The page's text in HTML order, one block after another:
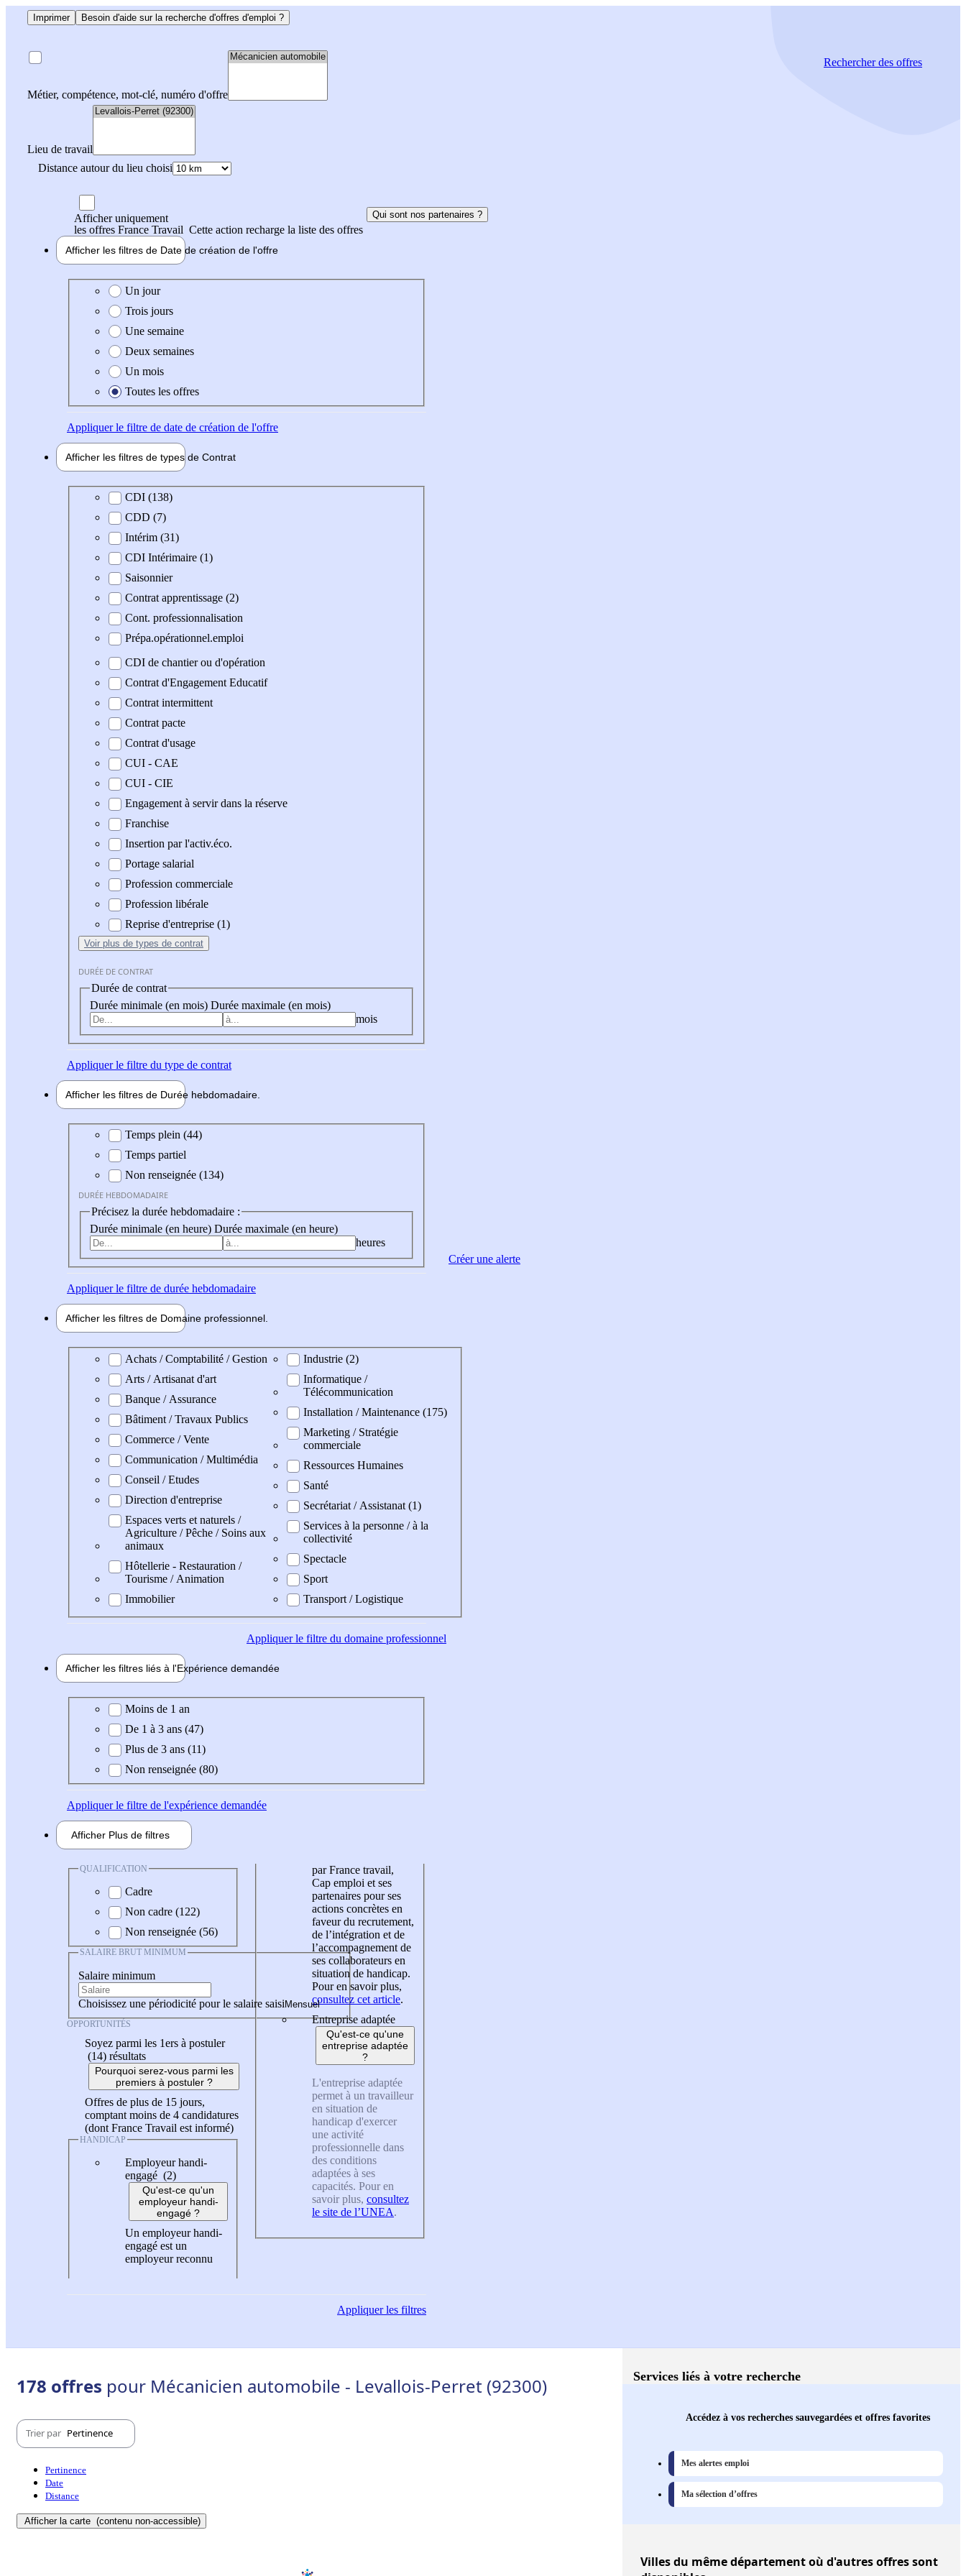
Imprimer Besoin d'aide sur la recherche d'offres d'emploi ?
Métier, compétence, mot-clé, numéro d'offre
Lieu de travail
Distance autour du lieu choisi
Rechercherdes offres
Afficher uniquement
les offres France Travail Cette action recharge la liste des offres
Qui sont nos partenaires ?
Afficher les filtres de Date de création de l'offre
Date de création de l'offre
Un jour
Trois jours
Une semaine
Deux semaines
Un mois
Toutes les offres
Appliquerle filtre de date de création de l'offre
Afficher les filtres de types de Contrat
Type de contratCDI (138)
CDD (7)
Intérim (31)
CDI Intérimaire (1)
Saisonnier
Contrat apprentissage (2)
Cont. professionnalisation
Prépa.opérationnel.emploi
CDI de chantier ou d'opération
Contrat d'Engagement Educatif
Contrat intermittent
Contrat pacte
Contrat d'usage
CUI - CAE
CUI - CIE
Engagement à servir dans la réserve
Franchise
Insertion par l'activ.éco.
Portage salarial
Profession commerciale
Profession libérale
Reprise d'entreprise (1)
Voir plus de types de contrat
DURÉE DE CONTRAT
Durée de contrat
Durée minimale (en mois) Durée maximale (en mois)
mois
Appliquerle filtre du type de contrat
Afficher les filtres de Durée hebdomadaire
Durée hebdomadaire
Temps plein (44)
Temps partiel
Non renseignée (134)
DURÉE HEBDOMADAIRE
Précisez la durée hebdomadaire :
Durée minimale (en heure) Durée maximale (en heure)
heures
Appliquerle filtre de durée hebdomadaire
Afficher les filtres de Domaine professionnel
Domaine professionel
Achats / Comptabilité / Gestion
Arts / Artisanat d'art
Banque / Assurance
Bâtiment / Travaux Publics
Commerce / Vente
Communication / Multimédia
Conseil / Etudes
Direction d'entreprise
Espaces verts et naturels /
Agriculture / Pêche / Soins aux
animaux
Hôtellerie - Restauration /
Tourisme / Animation
Immobilier
Industrie (2)
Informatique /
Télécommunication
Installation / Maintenance (175)
Marketing / Stratégie
commerciale
Ressources Humaines
Santé
Secrétariat / Assistanat (1)
Services à la personne / à la
collectivité
Spectacle
Sport
Transport / Logistique
Appliquerle filtre du domaine professionnel
Afficher les filtres liés à l'Expérience demandée
Expérience demandée
Moins de 1 an
De 1 à 3 ans (47)
Plus de 3 ans (11)
Non renseignée (80)
Appliquerle filtre de l'expérience demandée
Afficher Plus de filtres
QUALIFICATION
Cadre
Non cadre (122)
Non renseignée (56)
SALAIRE BRUT MINIMUM
Salaire minimum
Choisissez une périodicité pour le salaire saisi
OPPORTUNITÉS
Soyez parmi les 1ers à postuler
(14) résultats
Pourquoi serez-vous parmi les
premiers à postuler ?
Offres de plus de 15 jours,
comptant moins de 4 candidatures
(dont France Travail est informé)
HANDICAP
Employeur handi-
engagé (2)
Qu'est-ce qu'un
employeur handi-
engagé ?
Un employeur handi-
engagé est un
employeur reconnu
par France travail,
Cap emploi et ses
partenaires pour ses
actions concrètes en
faveur du recrutement,
de l’intégration et de
l’accompagnement de
ses collaborateurs en
situation de handicap.
Pour en savoir plus,
consultez cet article.
Entreprise adaptée
Qu'est-ce qu'une
entreprise adaptée
?
L'entreprise adaptée
permet à un travailleur
en situation de
handicap d'exercer
une activité
professionnelle dans
des conditions
adaptées à ses
capacités. Pour en
savoir plus, consultez
le site de l’UNEA.
Appliquerles filtres
Créer une alerte
178 offres pour Mécanicien automobile - Levallois-Perret (92300)
Trier par Pertinence
Pertinence
Date
Distance
Afficher la carte (contenu non-accessible)
Services liés à votre recherche
Accédez à vos recherches sauvegardées et offres favorites
Mes alertes emploi
Ma sélection d’offres
Villesdu même département où d'autres offres sont